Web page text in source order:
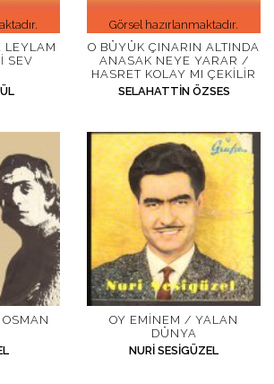
LEYLAM
SEV
Görsel hazırlanmaktadır.
O BÜYÜK ÇINARIN ALTINDA
ANASAK NEYE YARAR /
HASRET KOLAY MI ÇEKILIR
SELAHATTIN ÖZSES
OY EMINEM / YALAN
DÜNYA
NURI SESIGÜZEL